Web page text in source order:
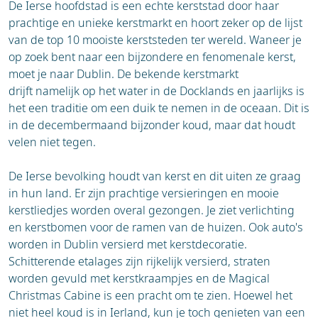
indrukwekkend. Je kunt er de kerstmarkt
bezoeken en door de prachtig besneeuwde
tuinen wandelen.
Klassieke muziek:Wenen is de stad van
Mozart, Beethoven en Strauss. Bezoek een
klassiek concert in een van de vele historische
zalen, zoals de Musikverein.
De Weense koffiehuizencultuur:Duik in de
traditionele Weense koffiehuizencultuur. Zoek
vele historische koffiehuizen, zoals Café
Sacher, en geniet van een Sachertorte of een
Apfelstrudel.
Cultuur en shoppen:Bezoek de Hofburg, de
voormalige residentie van de keizers, en de
Spaanse Rijschool. Slenter door de levendige
winkelstraten, zoals de Mariahilfer Straße,
waar de vele winkels feestelijk zijn versierd.
Wenen is uitstekend en efficiënt. Met de
metro (U-Bahn), trams en bussen reis je snel
en gemakkelijk door de stad.
De Ierse hoofdstad is een echte kerststad door haar
prachtige en unieke kerstmarkt en hoort zeker op de lijst
van de top 10 mooiste kerststeden ter wereld. Waneer je
op zoek bent naar een bijzondere en fenomenale kerst,
moet je naar Dublin. De bekende kerstmarkt
drijft namelijk op het water in de Docklands en jaarlijks is
het een traditie om een duik te nemen in de oceaan. Dit is
in de decembermaand bijzonder koud, maar dat houdt
velen niet tegen.
De Ierse bevolking houdt van kerst en dit uiten ze graag
in hun land. Er zijn prachtige versieringen en mooie
kerstliedjes worden overal gezongen. Je ziet verlichting
en kerstbomen voor de ramen van de huizen. Ook auto's
worden in Dublin versierd met kerstdecoratie.
Schitterende etalages zijn rijkelijk versierd, straten
worden gevuld met kerstkraampjes en de Magical
Christmas Cabine is een pracht om te zien. Hoewel het
niet heel koud is in Ierland, kun je toch genieten van een